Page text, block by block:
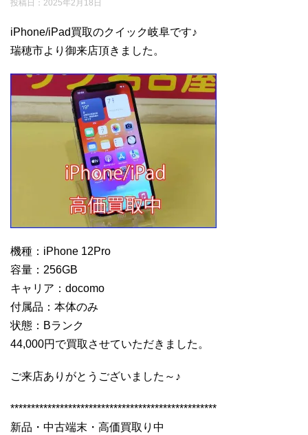
投稿日： 2025年2月18日
iPhone/iPad買取のクイック岐阜です♪
瑞穂市より御来店頂きました。
機種：iPhone 12Pro
容量：256GB
キャリア：docomo
付属品：本体のみ
状態：Bランク
44,000円で買取させていただきました。
ご来店ありがとうございました～♪
**************************************************
新品・中古端末・高価買取り中